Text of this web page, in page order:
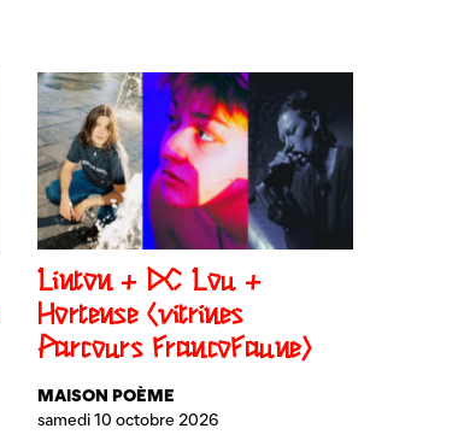
Linton + DC Lou +
Hortense (vitrines
Parcours FrancoFaune)
MAISON POÈME
samedi 10 octobre 2026